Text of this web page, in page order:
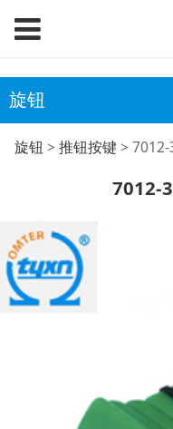
旋钮
7012-
旋钮 > 推钮按键> 7012-
7012-